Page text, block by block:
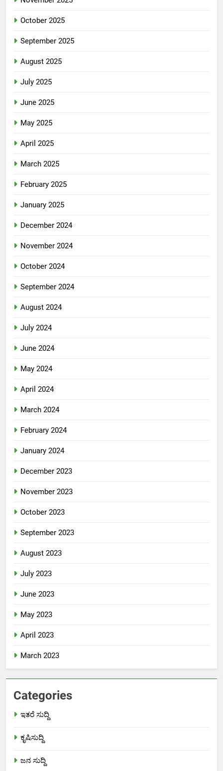
October 2025
September 2025
August 2025
July 2025
June 2025
May 2025
April 2025
March 2025
February 2025
January 2025
December 2024
November 2024
October 2024
September 2024
August 2024
July 2024
June 2024
May 2024
April 2024
March 2024
February 2024
January 2024
December 2023
November 2023
October 2023
September 2023
August 2023
July 2023
June 2023
May 2023
April 2023
March 2023
Categories
ಇತರೆ ಸುದ್ದಿ
ಕೃಷಿಸುದ್ದಿ
ಜನ ಸುದ್ದಿ